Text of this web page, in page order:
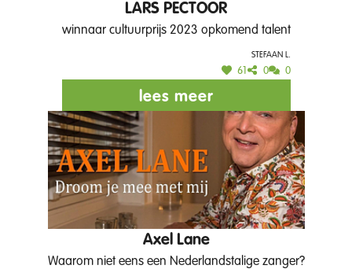
LARS PECTOOR
winnaar cultuurprijs 2023 opkomend talent
Stefaan L.
61 0 0
lees meer
Axel Lane
Waarom niet eens een Nederlandstalige zanger?